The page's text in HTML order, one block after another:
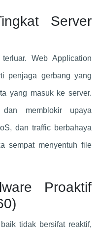
Server
Web Application
penjaga gerbang yang
yang masuk ke server.
memblokir upaya
dan traffic berbahaya
sempat menyentuh file
Proaktif
tidak bersifat reaktif,